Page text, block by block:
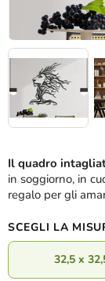
Il quadro
in soggiorno, in
regalo per gli
SCEGLI LA
32,5 x